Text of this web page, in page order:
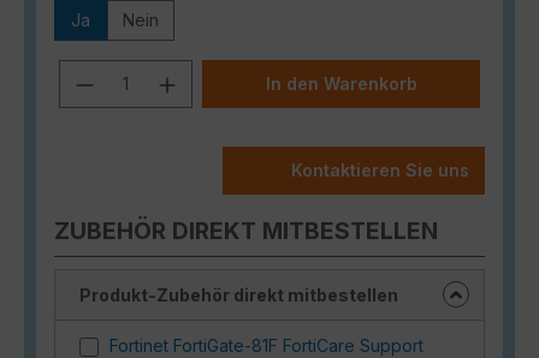
Ja Nein
Produkt Anzahl: Gib den
In den Warenkorb
Kontaktieren Sie uns
ZUBEHÖR DIREKT MITBESTELLEN
Produkt-Zubehör direkt mitbestellen
Fortinet FortiGate-81F FortiCare Support